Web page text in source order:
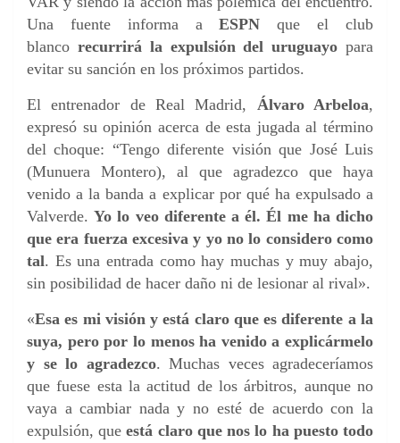
Una fuente informa aESPNque el club
blanco recurrirá la expulsión del uruguayo para
evitar su sanción en los próximos partidos.
El entrenador de Real Madrid, Álvaro Arbeloa,
expresó su opinión acerca de esta jugada al término
del choque: “Tengo diferente visión que José Luis
(Munuera Montero), al que agradezco que haya
venido a la banda a explicar por qué ha expulsado a
Valverde.Yo lo veo diferente a él. Él me ha dicho
que era fuerza excesiva y yo no lo considero como
tal. Es una entrada como hay muchas y muy abajo,
sin posibilidad de hacer daño ni de lesionar al rival».
«Esa es mi visión y está claro que es diferente a la
suya, pero por lo menos ha venido a explicármelo
y se lo agradezco. Muchas veces agradeceríamos
que fuese esta la actitud de los árbitros, aunque no
vaya a cambiar nada y no esté de acuerdo con la
expulsión, queestá claro que nos lo ha puesto todo